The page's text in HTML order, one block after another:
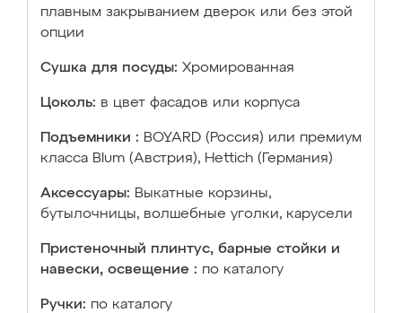
плавным закрыванием дверок или без этой
опции
Сушка для посуды: Хромированная
Цоколь: в цвет фасадов или корпуса
Подъемники : BOYARD (Россия) или премиум
класса Blum (Австрия), Hettich (Германия)
Аксессуары: Выкатные корзины,
бутылочницы, волшебные уголки, карусели
Пристеночный плинтус, барные стойки и
навески, освещение : по каталогу
Ручки: по каталогу